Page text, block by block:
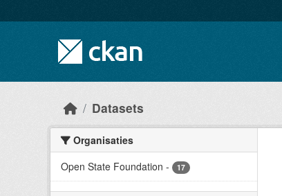
Datasets
Organisaties
Open State Foundation - 17